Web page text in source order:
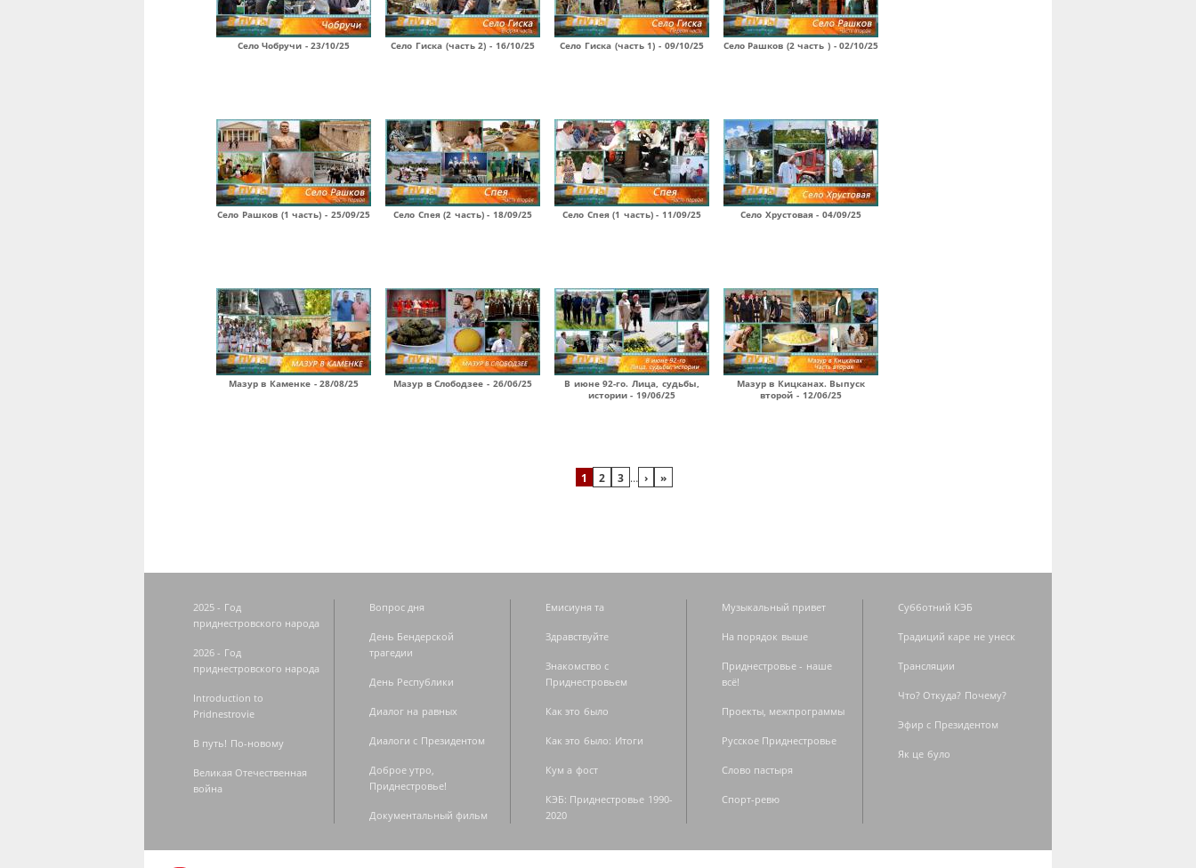
Село Чобручи - 23/10/25 Село Гиска (часть 2) - 16/10/25 Село Гиска (часть 1) - 09/10/25 Село Рашков (2 часть ) - 02/10/25
Село Рашков (1 часть) - 25/09/25 Село Спея (2 часть) - 18/09/25 Село Спея (1 часть) - 11/09/25 Село Хрустовая - 04/09/25
Мазур в Каменке - 28/08/25 Мазур в Слободзее - 26/06/25
В июне 92-го. Лица, судьбы,
истории - 19/06/25
Мазур в Кицканах. Выпуск
второй - 12/06/25
1 2 3 … › »
2025 - Год
приднестровского народа
2026 - Год
приднестровского народа
Introduction to
Pridnestrovie
В путь! По-новому
Великая Отечественная
война
Вопрос дня
День Бендерской
трагедии
День Республики
Диалог на равных
Диалоги с Президентом
Доброе утро,
Приднестровье!
Документальный фильм
Емисиуня та
Здравствуйте
Знакомство с
Приднестровьем
Как это было
Как это было: Итоги
Кум а фост
КЭБ: Приднестровье 1990-
2020
Музыкальный привет
На порядок выше
Приднестровье - наше
всё!
Проекты, межпрограммы
Русское Приднестровье
Слово пастыря
Спорт-ревю
Субботний КЭБ
Традиций каре не унеск
Трансляции
Что? Откуда? Почему?
Эфир с Президентом
Як це було